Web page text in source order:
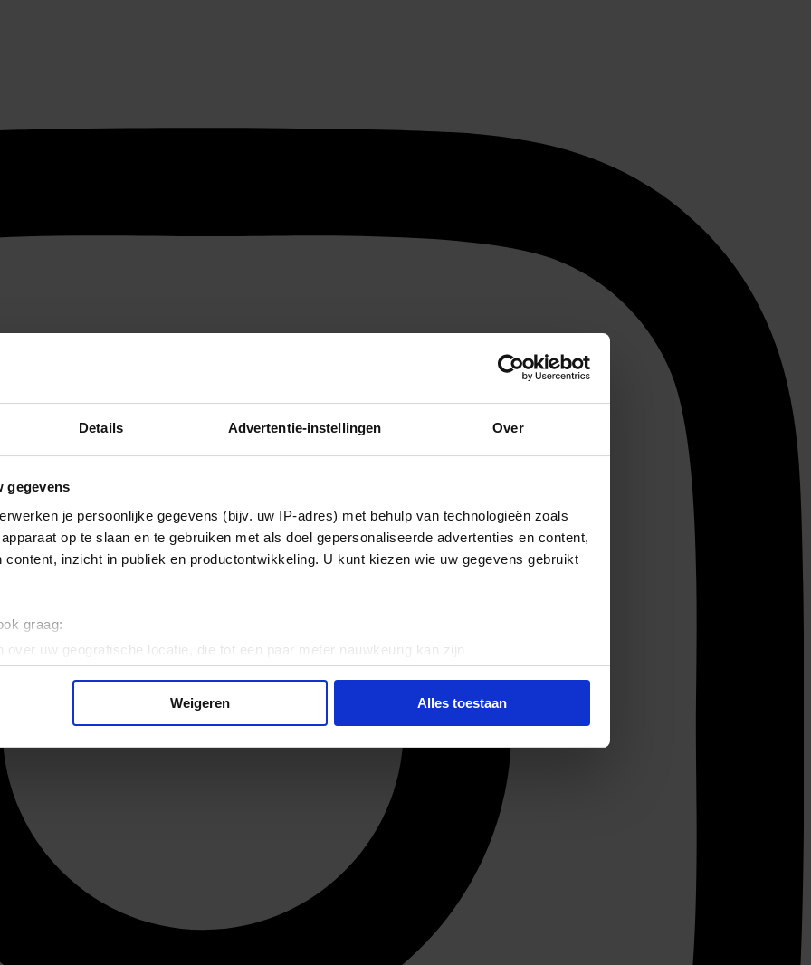
Details Advertentie-instellingen Over
gegevens
je persoonlijke gegevens (bijv. uw IP-adres) met behulp van technologieën zoals
op te slaan en te gebruiken met als doel gepersonaliseerde advertenties en content,
content, inzicht in publiek en productontwikkeling. U kunt kiezen wie uw gegevens gebruikt
graag:
over uw geografische locatie, die tot een paar meter nauwkeurig kan zijn
door het actief te scannen op specifieke eigenschappen (fingerprinting)
gegevens worden verwerkt en stel uw voorkeuren in het
detailgedeelte
en advertenties te personaliseren, om functies voor social media te bieden en om ons
Ook delen we informatie over uw gebruik van onze site met onze partners voor social
Deze partners kunnen deze gegevens combineren met andere informatie die u aan ze heeft
op basis van uw gebruik van hun services.
Weigeren Alles toestaan